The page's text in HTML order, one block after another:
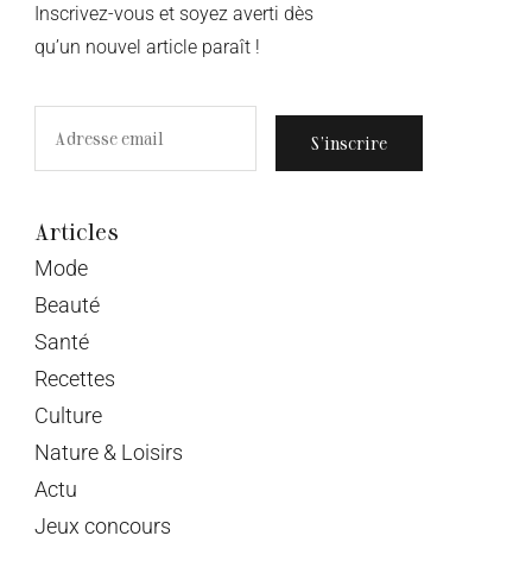
Inscrivez-vous et soyez averti dès
qu’un nouvel article paraît !
S’inscrire
Articles
Mode
Beauté
Santé
Recettes
Culture
Nature & Loisirs
Actu
Jeux concours